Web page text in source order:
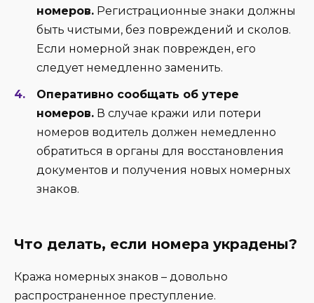
номеров. Регистрационные знаки должны
быть чистыми, без повреждений и сколов.
Если номерной знак поврежден, его
следует немедленно заменить.
Оперативно сообщать об утере
номеров. В случае кражи или потери
номеров водитель должен немедленно
обратиться в органы для восстановления
документов и получения новых номерных
знаков.
Что делать, если номера украдены?
Кража номерных знаков – довольно
распространенное преступление.